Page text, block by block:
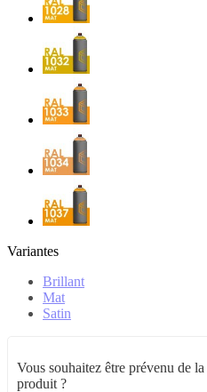
Variantes
Brillant
Mat
Satin
Vous souhaitez être prévenu de
produit ?